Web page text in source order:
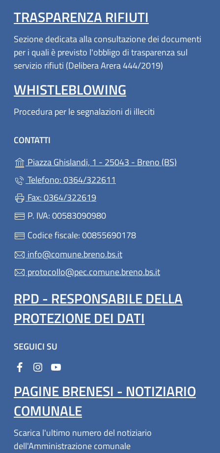
TRASPARENZA RIFIUTI
Sezione dedicata alla consultazione dei documenti
per i quali è previsto l'obbligo di trasparenza sul
servizio rifiuti (Delibera Arera 444/2019)
WHISTLEBLOWING
Procedura per le segnalazioni di illeciti
CONTATTI
Piazza Ghislandi, 1 - 25043 - Breno (BS)
Telefono: 0364/322611
Fax: 0364/322619
P. IVA: 00583090980
Codice fiscale: 00855690178
info@comune.breno.bs.it
protocollo@pec.comune.breno.bs.it
RPD - RESPONSABILE DELLA
PROTEZIONE DEI DATI
SEGUICI SU
PAGINE BRENESI - NOTIZIARIO
COMUNALE
Scarica l'ultimo numero del notiziario
dell'Amministrazione comunale